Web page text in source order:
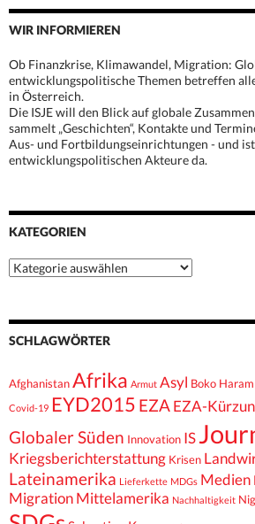
WIR INFORMIEREN
Ob Finanzkrise, Klimawandel, Migration:
entwicklungspolitische Themen betreffen
in Österreich.
Die ISJE will den Blick auf globale
sammelt „Geschichten“, Kontakte und
Aus- und Fortbildungseinrichtungen - und
entwicklungspolitischen Akteure da.
KATEGORIEN
Kategorien
SCHLAGWÖRTER
AfghanistanAfrika Armut Asyl Boko Haram
Covid-19 EYD2015 EZA EZA-
Globaler Süden Innovation IS
Kriegsberichterstattung Krisen
Lateinamerika Lieferkette MDGs Medien
Migration Mittelamerika Nachhaltigkeit